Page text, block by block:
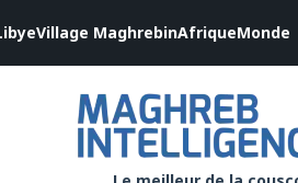
Village MaghrebinAfriqueMonde